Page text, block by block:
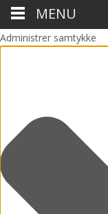
Administrer samtykke
MENU